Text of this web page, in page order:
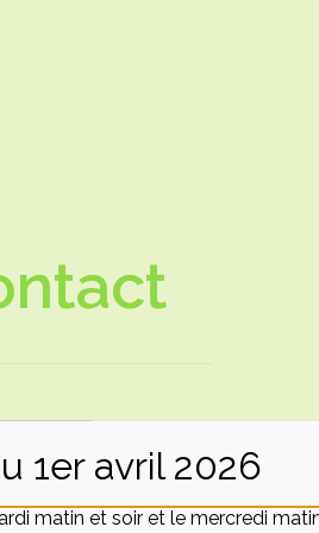
1er avril 2026
matin et soir et le mercredi